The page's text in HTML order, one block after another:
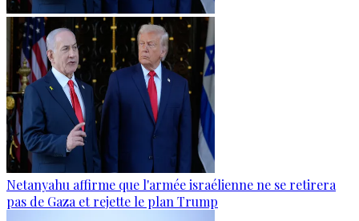
Netanyahu affirme que l'armée israélienne ne se retirera
pas de Gaza et rejette le plan Trump